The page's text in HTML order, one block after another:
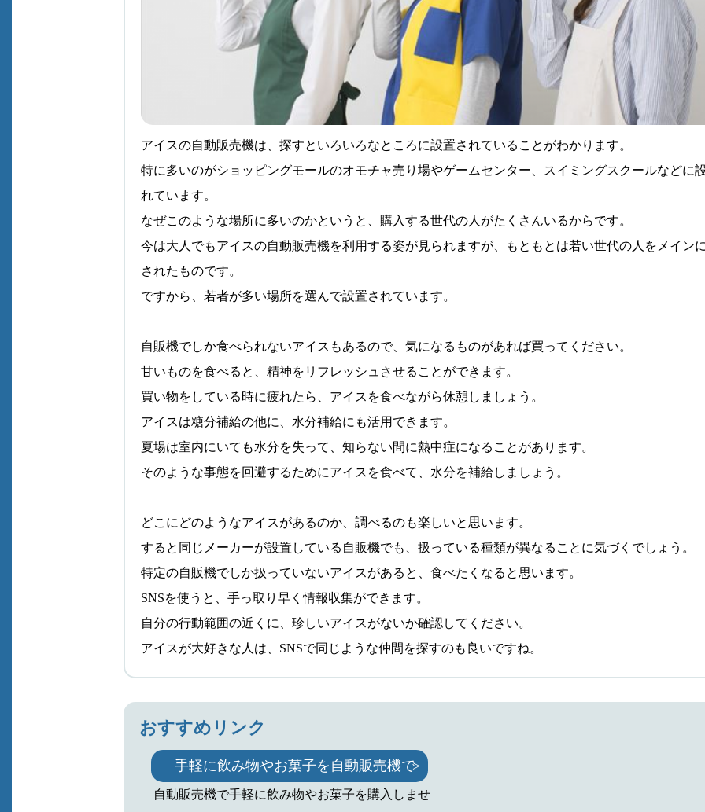
アイスの自動販売機は、探すといろいろなところに設置されていることがわかります。
特に多いのがショッピングモールのオモチャ売り場やゲームセンター、スイミングスクールなどに
れています。
なぜこのような場所に多いのかというと、購入する世代の人がたくさんいるからです。
今は大人でもアイスの自動販売機を利用する姿が見られますが、もともとは若い世代の人をメイン
されたものです。
ですから、若者が多い場所を選んで設置されています。
自販機でしか食べられないアイスもあるので、気になるものがあれば買ってください。
甘いものを食べると、精神をリフレッシュさせることができます。
買い物をしている時に疲れたら、アイスを食べながら休憩しましょう。
アイスは糖分補給の他に、水分補給にも活用できます。
夏場は室内にいても水分を失って、知らない間に熱中症になることがあります。
そのような事態を回避するためにアイスを食べて、水分を補給しましょう。
どこにどのようなアイスがあるのか、調べるのも楽しいと思います。
すると同じメーカーが設置している自販機でも、扱っている種類が異なることに気づくでしょう。
特定の自販機でしか扱っていないアイスがあると、食べたくなると思います。
SNSを使うと、手っ取り早く情報収集ができます。
自分の行動範囲の近くに、珍しいアイスがないか確認してください。
アイスが大好きな人は、SNSで同じような仲間を探すのも良いですね。
おすすめリンク
手軽に飲み物やお菓子を自動販売機で
自動販売機で手軽に飲み物やお菓子を購入しませ